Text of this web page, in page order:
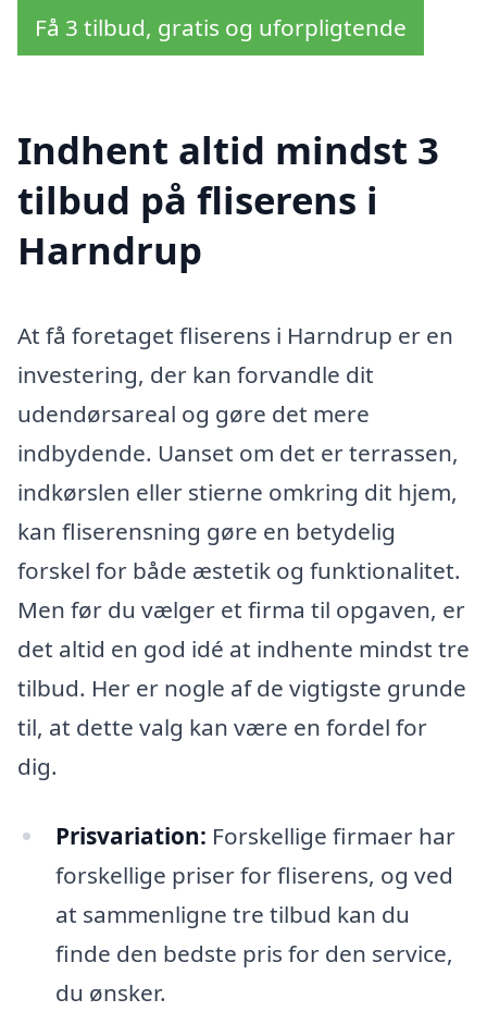
Få 3 tilbud, gratis og uforpligtende
Indhent altid mindst 3
tilbud på fliserens i
Harndrup
At få foretaget fliserens i Harndrup er en
investering, der kan forvandle dit
udendørsareal og gøre det mere
indbydende. Uanset om det er terrassen,
indkørslen eller stierne omkring dit hjem,
kan fliserensning gøre en betydelig
forskel for både æstetik og funktionalitet.
Men før du vælger et firma til opgaven, er
det altid en god idé at indhente mindst tre
tilbud. Her er nogle af de vigtigste grunde
til, at dette valg kan være en fordel for
dig.
Prisvariation: Forskellige firmaer har
forskellige priser for fliserens, og ved
at sammenligne tre tilbud kan du
finde den bedste pris for den service,
du ønsker.